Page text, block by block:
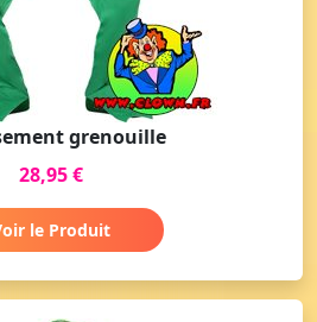
grenouille
28,95 €
le Produit